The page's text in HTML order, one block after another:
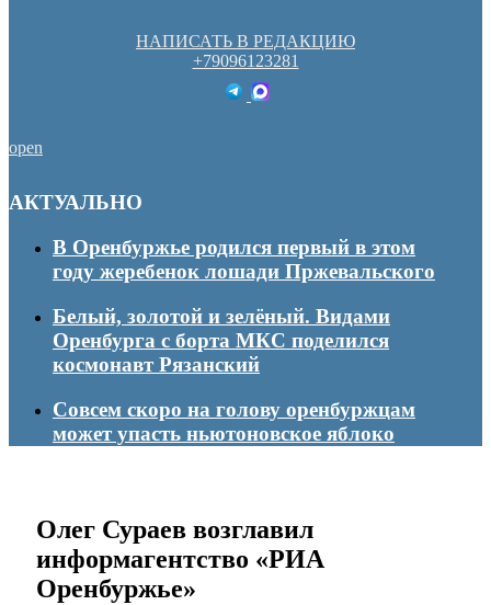
НАПИСАТЬ В РЕДАКЦИЮ
+79096123281
open
АКТУАЛЬНО
В Оренбуржье родился первый в этом
году жеребенок лошади Пржевальского
Белый, золотой и зелёный. Видами
Оренбурга с борта МКС поделился
космонавт Рязанский
Совсем скоро на голову оренбуржцам
может упасть ньютоновское яблоко
Олег Сураев возглавил
информагентство «РИА
Оренбуржье»